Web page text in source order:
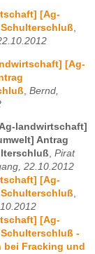
[Ag-
,
[Ag-
Bernd,
landwirtschaft]
Antrag
, Pirat
22.10.2012
[Ag-
,
[Ag-
-
bei Fracking und